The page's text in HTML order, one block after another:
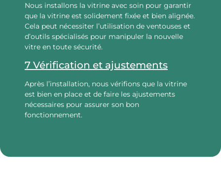
Nous installons la vitrine avec soin pour garantir
que la vitrine est solidement fixée et bien alignée.
Cela peut nécessiter l’utilisation de ventouses et
d’outils spécialisés pour manipuler la nouvelle
vitre en toute sécurité.
7 Vérification et ajustements
Après l’installation, nous vérifions que la vitrine
est bien en place et de faire les ajustements
nécessaires pour assurer son bon
fonctionnement.